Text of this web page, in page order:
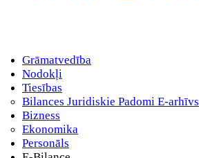
Grāmatvedība
Nodokļi
Tiesības
Bilances Juridiskie Padomi E-arhīvs
Bizness
Ekonomika
Personāls